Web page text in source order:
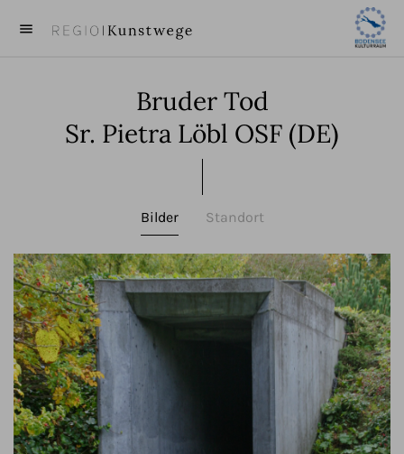
menu
close
KUNST
KÜNSTLER
BEITRÄGE
ÜBER UNS
Bruder Tod
Sr. Pietra Löbl OSF (DE)
Bilder Standort